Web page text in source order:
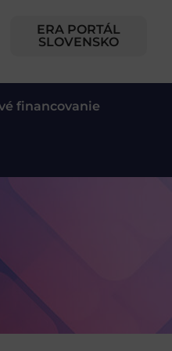
ERA PORTÁL
SLOVENSKO
financovanie